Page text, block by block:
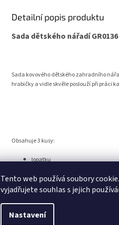
Tento web používá soubory
vyjadřujete souhlas s jejich
Nastavení
Detailní popis produktu
Sada dětského nářadí GR0136
Sada kovového dětského zahradního
hrabičky a vidle skvěle poslouží při práci
Obsahuje 3 kusy:
lopatku
vidle